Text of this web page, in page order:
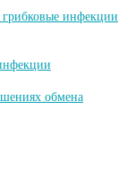
инфекции
обмена